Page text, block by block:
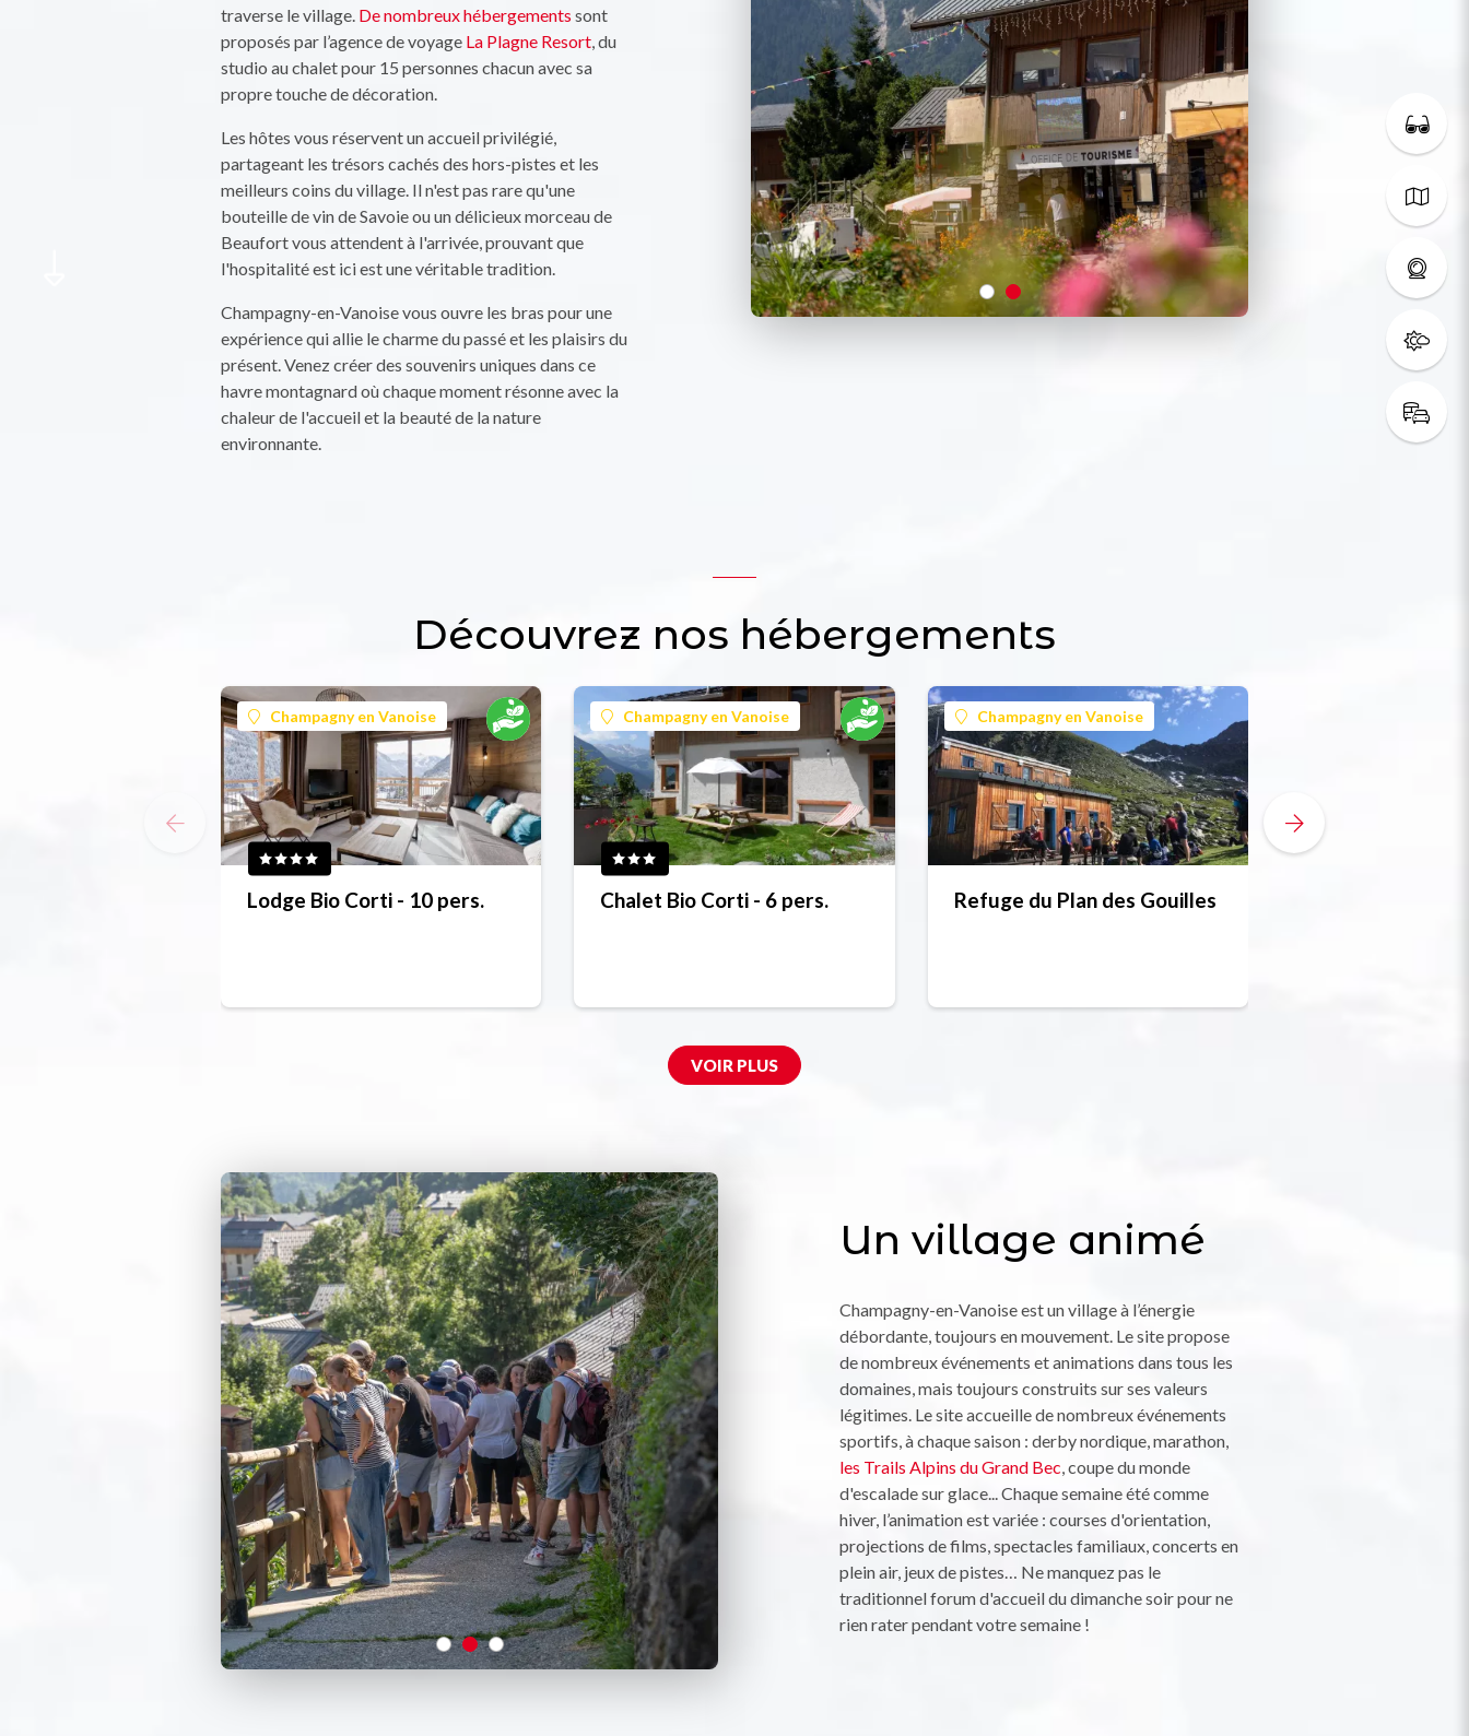
traverse le village. De nombreux hébergements sont
proposés par l’agence de voyage La Plagne Resort, du
studio au chalet pour 15 personnes chacun avec sa
propre touche de décoration.
Les hôtes vous réservent un accueil privilégié,
partageant les trésors cachés des hors-pistes et les
meilleurs coins du village. Il n'est pas rare qu'une
bouteille de vin de Savoie ou un délicieux morceau de
Beaufort vous attendent à l'arrivée, prouvant que
l'hospitalité est ici est une véritable tradition.
Champagny-en-Vanoise vous ouvre les bras pour une
expérience qui allie le charme du passé et les plaisirs du
présent. Venez créer des souvenirs uniques dans ce
havre montagnard où chaque moment résonne avec la
chaleur de l'accueil et la beauté de la nature
environnante.
Découvrez nos hébergements
Champagny en Vanoise
Lodge Bio Corti - 10 pers.
Champagny en Vanoise
Chalet Bio Corti - 6 pers.
Champagny en Vanoise
Refuge du Plan des Gouilles
VOIR PLUS
Un village animé
Champagny-en-Vanoise est un village à l’énergie
débordante, toujours en mouvement. Le site propose
de nombreux événements et animations dans tous les
domaines, mais toujours construits sur ses valeurs
légitimes. Le site accueille de nombreux événements
sportifs, à chaque saison : derby nordique, marathon,
les Trails Alpins du Grand Bec, coupe du monde
d'escalade sur glace... Chaque semaine été comme
hiver, l’animation est variée : courses d'orientation,
projections de films, spectacles familiaux, concerts en
plein air, jeux de pistes… Ne manquez pas le
traditionnel forum d'accueil du dimanche soir pour ne
rien rater pendant votre semaine !